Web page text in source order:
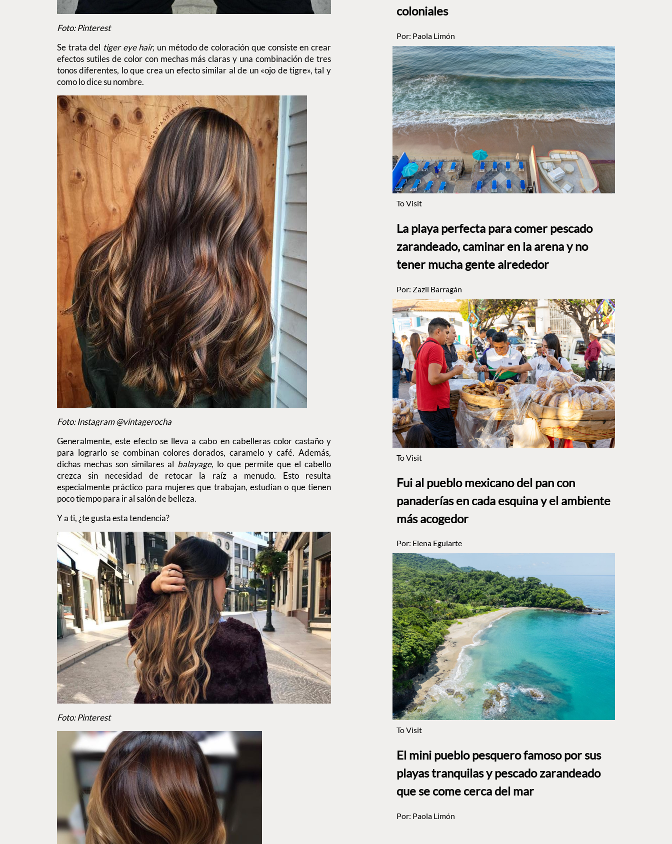
Foto: Pinterest
Se trata del tiger eye hair, un método de coloración que consiste en crear
efectos sutiles de color con mechas más claras y una combinación de tres
tonos diferentes, lo que crea un efecto similar al de un «ojo de tigre», tal y
como lo dice su nombre.
Foto: Instagram @vintagerocha
Generalmente, este efecto se lleva a cabo en cabelleras color castaño y
para lograrlo se combinan colores dorados, caramelo y café. Además,
dichas mechas son similares al balayage, lo que permite que el cabello
crezca sin necesidad de retocar la raíz a menudo. Esto resulta
especialmente práctico para mujeres que trabajan, estudian o que tienen
poco tiempo para ir al salón de belleza.
Y a ti, ¿te gusta esta tendencia?
Foto: Pinterest
coloniales
Por: Paola Limón
To Visit
La playa perfecta para comer pescado
zarandeado, caminar en la arena y no
tener mucha gente alrededor
Por: Zazil Barragán
To Visit
Fui al pueblo mexicano del pan con
panaderías en cada esquina y el ambiente
más acogedor
Por: Elena Eguiarte
To Visit
El mini pueblo pesquero famoso por sus
playas tranquilas y pescado zarandeado
que se come cerca del mar
Por: Paola Limón